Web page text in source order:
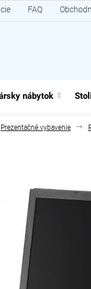
FAQ
nábytok
Prezentačné vybavenie